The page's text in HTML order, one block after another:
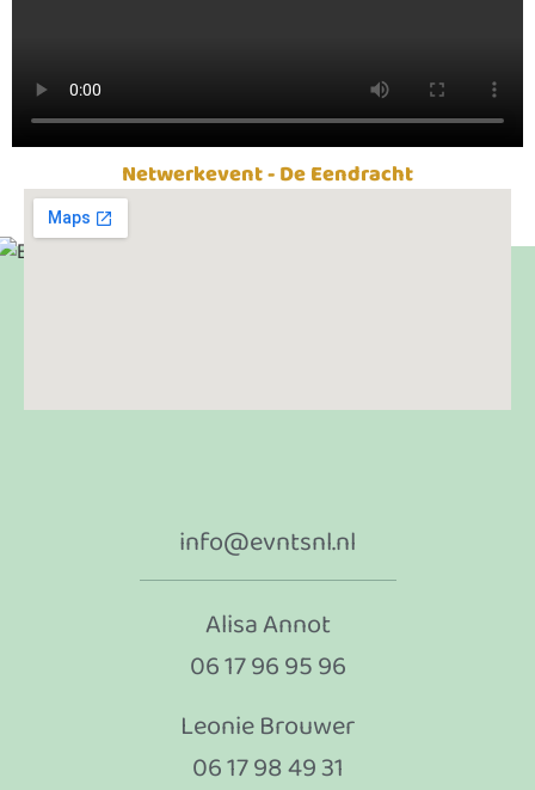
Netwerkevent - De Eendracht
info@evntsnl.nl
Alisa Annot
06 17 96 95 96
Leonie Brouwer
06 17 98 49 31